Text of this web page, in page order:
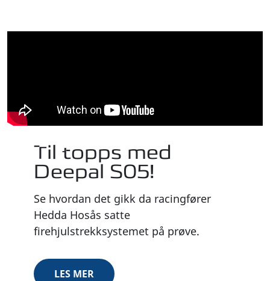
Til topps med
Deepal S05!
Se hvordan det gikk da racingfører
Hedda Hosås satte
firehjulstrekksystemet på prøve.
LES MER